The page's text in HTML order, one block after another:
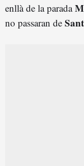
enllà de la parada
no passaran de